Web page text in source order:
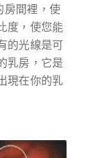
房間裡，使
度，使您能
的光線是可
乳房，它是
現在你的乳